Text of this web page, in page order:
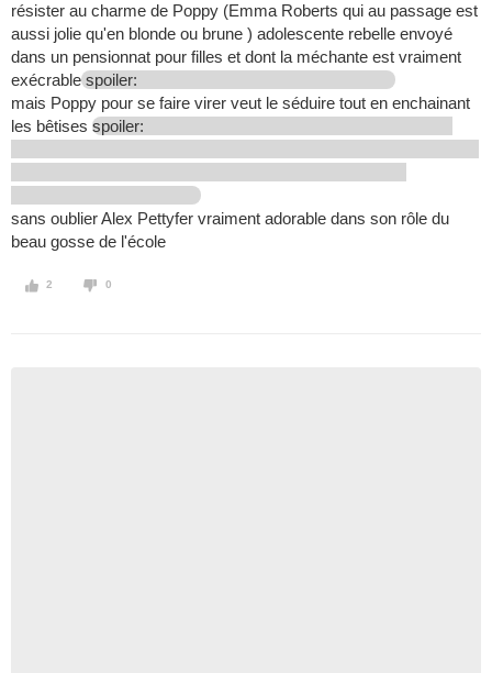
résister au charme de Poppy (Emma Roberts qui au passage est
aussi jolie qu'en blonde ou brune ) adolescente rebelle envoyé
dans un pensionnat pour filles et dont la méchante est vraiment
exécrable spoiler:
mais Poppy pour se faire virer veut le séduire tout en enchainant
les bêtises spoiler:
sans oublier Alex Pettyfer vraiment adorable dans son rôle du
beau gosse de l'école
2 0